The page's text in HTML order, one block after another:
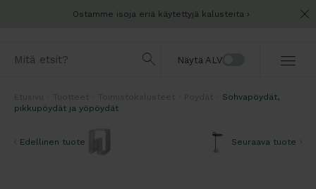
Ostamme isoja eriä käytettyjä kalusteita
Näytä ALV
Sohvapöydät,
pikkupöydät ja yöpöydät
Edellinen tuote Seuraava tuote